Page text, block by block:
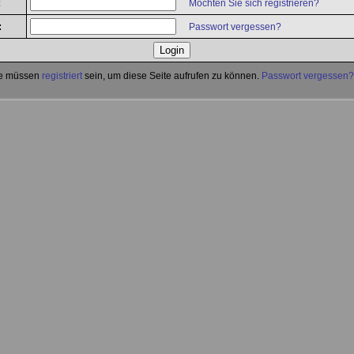
Möchten Sie sich registrieren?
Passwort vergessen?
müssen registriert sein, um diese Seite aufrufen zu können. Passwort vergessen?